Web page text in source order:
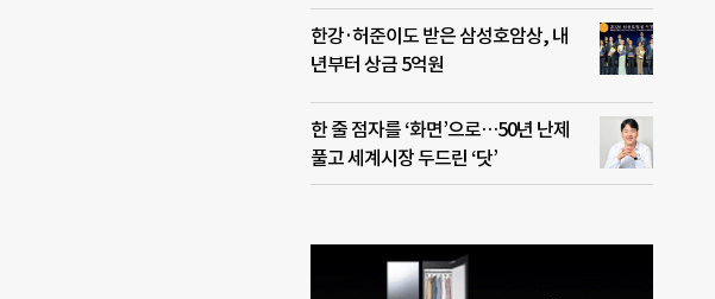
한강·허준이도 받은 삼성호암상, 내
년부터 상금 5억원
한 줄 점자를 ‘화면’으로…50년 난제
풀고 세계시장 두드린 ‘닷’